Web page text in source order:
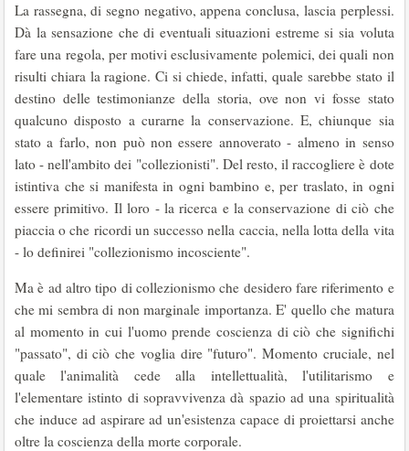
La rassegna, di segno negativo, appena con­clusa, lascia perplessi.
Dà la sensazione che di eventuali situazioni estreme si sia voluta
fare una regola, per motivi esclusivamente polemici, dei quali non
risulti chiara la ragione. Ci si chiede, infatti, quale sarebbe stato il
destino delle testi­monianze della storia, ove non vi fosse stato
qualcuno disposto a curarne la conservazione. E, chiunque sia
stato a farlo, non può non essere annoverato - almeno in senso
lato - nell'ambito dei "collezionisti". Del resto, il raccogliere è dote
istintiva che si manifesta in ogni bambino e, per traslato, in ogni
essere primitivo. Il loro - la ricerca e la conservazione di ciò che
piaccia o che ricordi un successo nella caccia, nella lotta della vita
- lo definirei "collezionismo incosciente".
Ma è ad altro tipo di collezionismo che desi­dero fare riferimento e
che mi sembra di non marginale importanza. E' quello che matura
al momento in cui l'uomo prende coscienza di ciò che significhi
"passato", di ciò che voglia dire "futuro". Momento cruciale, nel
quale l'animalità cede alla intellettualità, l'utilitarismo e
l'elementare istinto di sopravvivenza dà spazio ad una spiritualità
che induce ad aspirare ad un'esistenza capace di proiettarsi anche
oltre la coscienza della morte corporale.